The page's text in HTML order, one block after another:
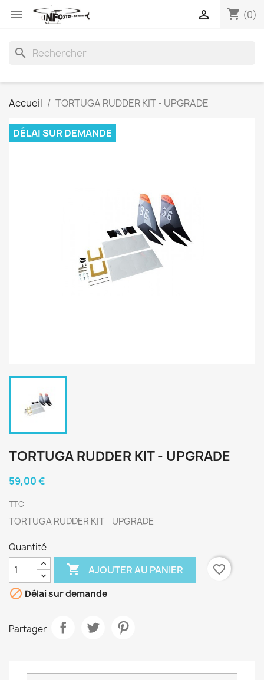
 shopping_cart (0)

search
Accueil TORTUGA RUDDER KIT - UPGRADE
DÉLAI SUR DEMANDE
TORTUGA RUDDER KIT - UPGRADE
59,00 €
TTC
TORTUGA RUDDER KIT - UPGRADE
Quantité
 AJOUTER AU PANIER
favorite_border
 Délai sur demande
Partager